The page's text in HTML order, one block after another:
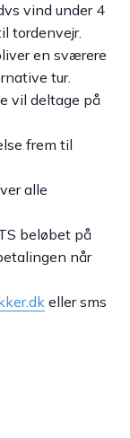
vind under 4
tordenvejr.
en sværere
tur.
vil deltage på
frem til
alle
beløbet på
når
eller sms